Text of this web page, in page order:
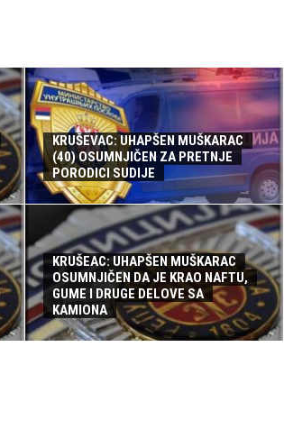
KRUŠEVAC: UHAPŠEN MUŠKARAC
(40) OSUMNJIČEN ZA PRETNJE
PORODICI SUDIJE
KRUŠEAC: UHAPŠEN MUŠKARAC
OSUMNJIČEN DA JE KRAO NAFTU,
GUME I DRUGE DELOVE SA
KAMIONA